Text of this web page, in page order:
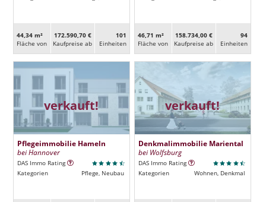
44,34 m²
Fläche von
172.590,70 €
Kaufpreise ab
101
Ein­heiten
46,71 m²
Fläche von
158.734,00 €
Kaufpreise ab
94
Ein­heiten
verkauft!
Pflegeimmobilie Hameln
bei Hannover
DAS Immo Rating
Kategorien
Pflege, Neubau
verkauft!
Denkmalimmobilie Mariental
bei Wolfsburg
DAS Immo Rating
Kategorien
Wohnen, Denkmal